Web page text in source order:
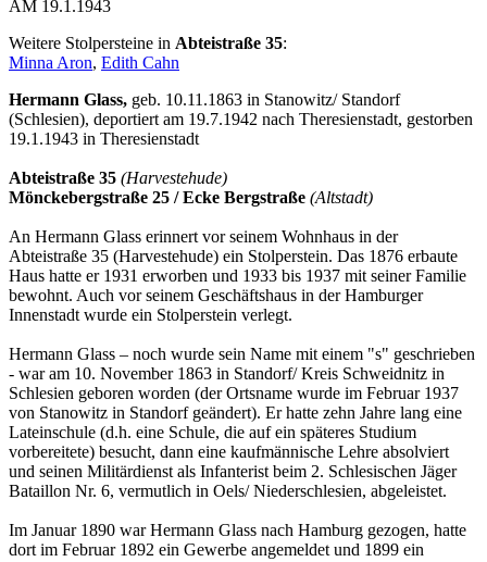
AM 19.1.1943
Weitere Stolpersteine in Abteistraße 35:
Minna Aron, Edith Cahn
Hermann Glass, geb. 10.11.1863 in Stanowitz/ Standorf
(Schlesien), deportiert am 19.7.1942 nach Theresienstadt, gestorben
19.1.1943 in Theresienstadt
Abteistraße 35 (Harvestehude)
Mönckebergstraße 25 / Ecke Bergstraße (Altstadt)
An Hermann Glass erinnert vor seinem Wohnhaus in der
Abteistraße 35 (Harvestehude) ein Stolperstein. Das 1876 erbaute
Haus hatte er 1931 erworben und 1933 bis 1937 mit seiner Familie
bewohnt. Auch vor seinem Geschäftshaus in der Hamburger
Innenstadt wurde ein Stolperstein verlegt.
Hermann Glass – noch wurde sein Name mit einem "s" geschrieben
- war am 10. November 1863 in Standorf/ Kreis Schweidnitz in
Schlesien geboren worden (der Ortsname wurde im Februar 1937
von Stanowitz in Standorf geändert). Er hatte zehn Jahre lang eine
Lateinschule (d.h. eine Schule, die auf ein späteres Studium
vorbereitete) besucht, dann eine kaufmännische Lehre absolviert
und seinen Militärdienst als Infanterist beim 2. Schlesischen Jäger
Bataillon Nr. 6, vermutlich in Oels/ Niederschlesien, abgeleistet.
Im Januar 1890 war Hermann Glass nach Hamburg gezogen, hatte
dort im Februar 1892 ein Gewerbe angemeldet und 1899 ein